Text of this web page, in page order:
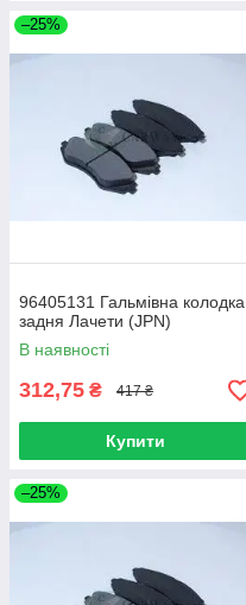
–25%
96405131 Гальмівна колодка
задня Лачети (JPN)
В наявності
312,75 ₴ 417 ₴
Купити
–25%